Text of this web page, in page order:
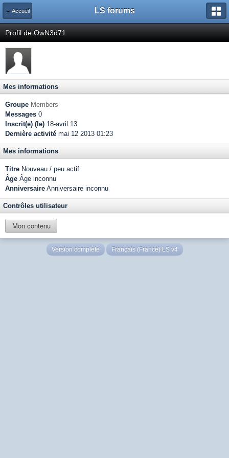
← Accueil LS forums
Profil de OwN3d71
Mes informations
Groupe Members
Messages 0
Inscrit(e) (le) 18-avril 13
Dernière activité mai 12 2013 01:23
Mes informations
Titre Nouveau / peu actif
Âge Âge inconnu
Anniversaire Anniversaire inconnu
Contrôles utilisateur
Mon contenu
Version complète Français (France) LS v4